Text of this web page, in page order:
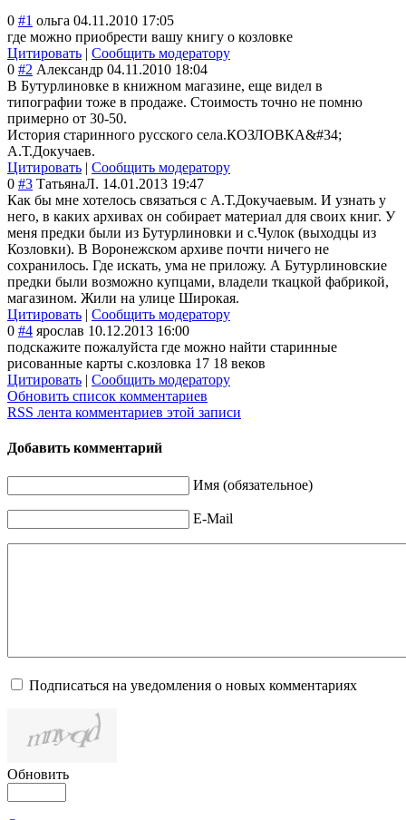
0 #1 ольга 04.11.2010 17:05
где можно приобрести вашу книгу о козловке
Цитировать | Сообщить модератору
0 #2 Александр 04.11.2010 18:04
В Бутурлиновке в книжном магазине, еще видел в
типографии тоже в продаже. Стоимость точно не помню
примерно от 30-50.
История старинного русского села.КОЗЛОВКА&#34;
А.Т.Докучаев.
Цитировать | Сообщить модератору
0 #3 ТатьянаЛ. 14.01.2013 19:47
Как бы мне хотелось связаться с А.Т.Докучаевым. И узнать у
него, в каких архивах он собирает материал для своих книг. У
меня предки были из Бутурлиновки и с.Чулок (выходцы из
Козловки). В Воронежском архиве почти ничего не
сохранилось. Где искать, ума не приложу. А Бутурлиновские
предки были возможно купцами, владели ткацкой фабрикой,
магазином. Жили на улице Широкая.
Цитировать | Сообщить модератору
0 #4 ярослав 10.12.2013 16:00
подскажите пожалуйста где можно найти старинные
рисованные карты с.козловка 17 18 веков
Цитировать | Сообщить модератору
Обновить список комментариев
RSS лента комментариев этой записи
Добавить комментарий
Имя (обязательное)
E-Mail
Подписаться на уведомления о новых комментариях
Обновить